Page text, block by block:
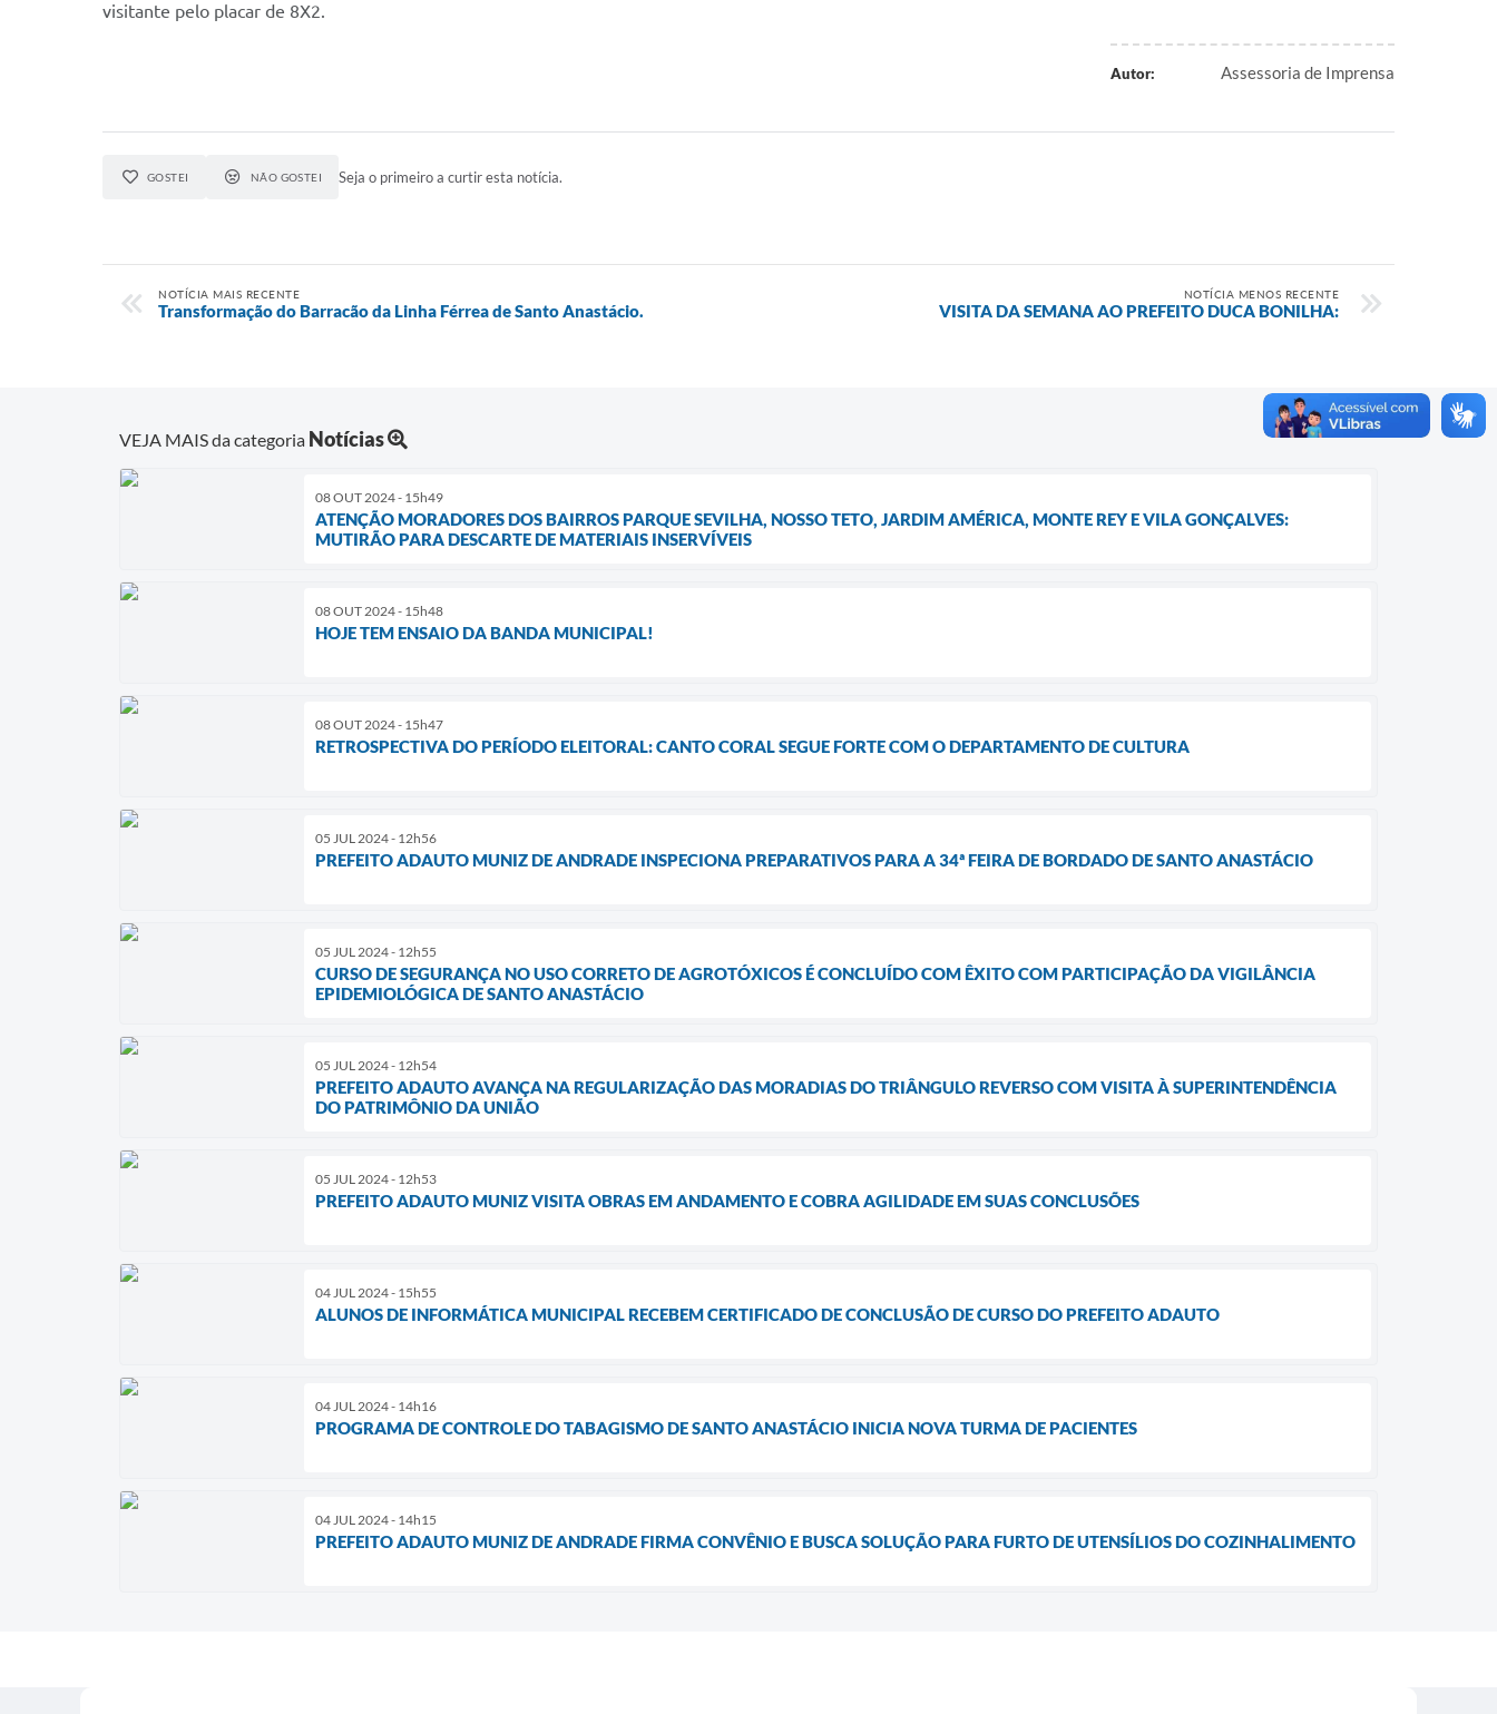
visitante pelo placar de 8X2.
Autor: Assessoria de Imprensa
GOSTEI NÃO GOSTEI Seja o primeiro a curtir esta notícia.
NOTÍCIA MAIS RECENTE
Transformação do Barracão da Linha Férrea de Santo Anastácio.
NOTÍCIA MENOS RECENTE
VISITA DA SEMANA AO PREFEITO DUCA BONILHA:
VEJA MAIS da categoria Notícias
08 OUT 2024 - 15h49
ATENÇÃO MORADORES DOS BAIRROS PARQUE SEVILHA, NOSSO TETO, JARDIM AMÉRICA, MONTE REY E VILA GONÇALVES:
MUTIRÃO PARA DESCARTE DE MATERIAIS INSERVÍVEIS
08 OUT 2024 - 15h48
HOJE TEM ENSAIO DA BANDA MUNICIPAL!
08 OUT 2024 - 15h47
RETROSPECTIVA DO PERÍODO ELEITORAL: CANTO CORAL SEGUE FORTE COM O DEPARTAMENTO DE CULTURA
05 JUL 2024 - 12h56
PREFEITO ADAUTO MUNIZ DE ANDRADE INSPECIONA PREPARATIVOS PARA A 34ª FEIRA DE BORDADO DE SANTO ANASTÁCIO
05 JUL 2024 - 12h55
CURSO DE SEGURANÇA NO USO CORRETO DE AGROTÓXICOS É CONCLUÍDO COM ÊXITO COM PARTICIPAÇÃO DA VIGILÂNCIA
EPIDEMIOLÓGICA DE SANTO ANASTÁCIO
05 JUL 2024 - 12h54
PREFEITO ADAUTO AVANÇA NA REGULARIZAÇÃO DAS MORADIAS DO TRIÂNGULO REVERSO COM VISITA À SUPERINTENDÊNCIA
DO PATRIMÔNIO DA UNIÃO
05 JUL 2024 - 12h53
PREFEITO ADAUTO MUNIZ VISITA OBRAS EM ANDAMENTO E COBRA AGILIDADE EM SUAS CONCLUSÕES
04 JUL 2024 - 15h55
ALUNOS DE INFORMÁTICA MUNICIPAL RECEBEM CERTIFICADO DE CONCLUSÃO DE CURSO DO PREFEITO ADAUTO
04 JUL 2024 - 14h16
PROGRAMA DE CONTROLE DO TABAGISMO DE SANTO ANASTÁCIO INICIA NOVA TURMA DE PACIENTES
04 JUL 2024 - 14h15
PREFEITO ADAUTO MUNIZ DE ANDRADE FIRMA CONVÊNIO E BUSCA SOLUÇÃO PARA FURTO DE UTENSÍLIOS DO COZINHALIMENTO